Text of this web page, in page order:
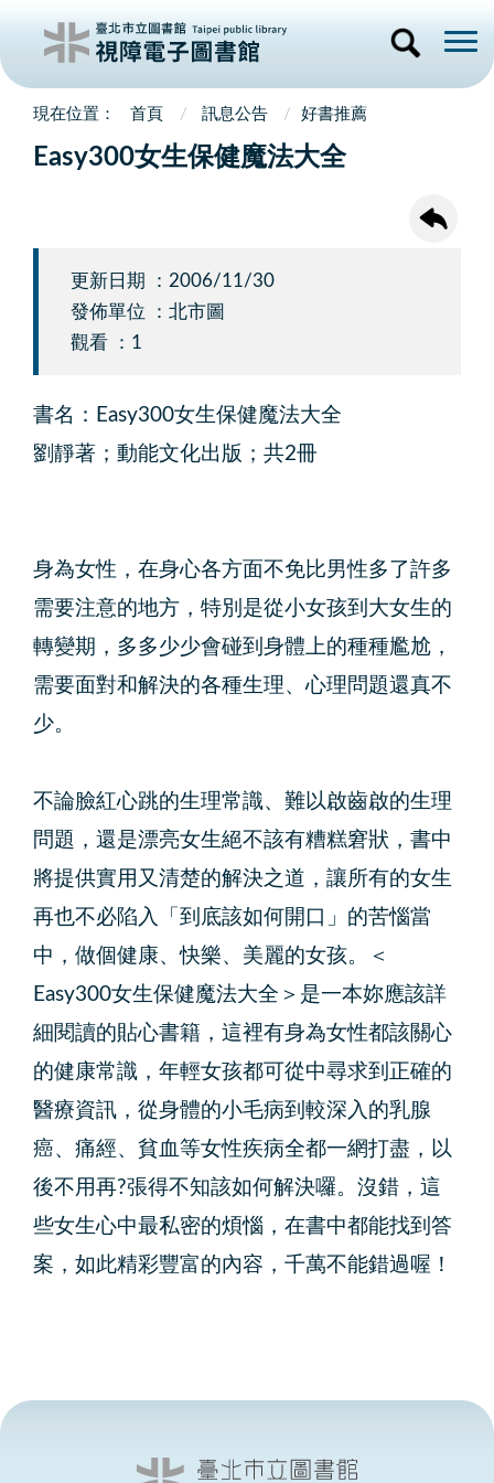
首頁 訊息公告 好書推薦
Easy300女生保健魔法大全
更新日期 ：2006/11/30
發佈單位 ：北市圖
觀看 ：1
書名：Easy300女生保健魔法大全
劉靜著；動能文化出版；共2冊
身為女性，在身心各方面不免比男性多了許多
需要注意的地方，特別是從小女孩到大女生的
轉變期，多多少少會碰到身體上的種種尷尬，
需要面對和解決的各種生理、心理問題還真不
少。
不論臉紅心跳的生理常識、難以啟齒啟的生理
問題，還是漂亮女生絕不該有糟糕窘狀，書中
將提供實用又清楚的解決之道，讓所有的女生
再也不必陷入「到底該如何開口」的苦惱當
中，做個健康、快樂、美麗的女孩。＜
Easy300女生保健魔法大全＞是一本妳應該詳
細閱讀的貼心書籍，這裡有身為女性都該關心
的健康常識，年輕女孩都可從中尋求到正確的
醫療資訊，從身體的小毛病到較深入的乳腺
癌、痛經、貧血等女性疾病全都一網打盡，以
後不用再?張得不知該如何解決囉。沒錯，這
些女生心中最私密的煩惱，在書中都能找到答
案，如此精彩豐富的內容，千萬不能錯過喔！